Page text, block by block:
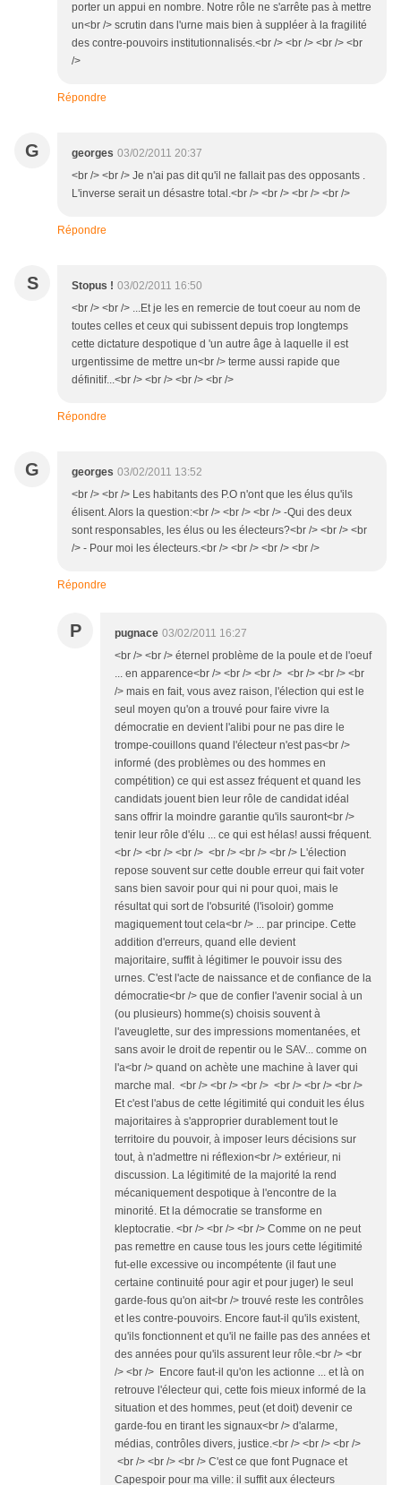
porter un appui en nombre. Notre rôle ne s'arrête pas à mettre
un<br /> scrutin dans l'urne mais bien à suppléer à la fragilité
des contre-pouvoirs institutionnalisés.<br /> <br /> <br /> <br
/>
Répondre
G georges 03/02/2011 20:37
<br /> <br /> Je n'ai pas dit qu'il ne fallait pas des opposants .
L'inverse serait un désastre total.<br /> <br /> <br /> <br />
Répondre
S Stopus ! 03/02/2011 16:50
<br /> <br /> ...Et je les en remercie de tout coeur au nom de
toutes celles et ceux qui subissent depuis trop longtemps
cette dictature despotique d 'un autre âge à laquelle il est
urgentissime de mettre un<br /> terme aussi rapide que
définitif...<br /> <br /> <br /> <br />
Répondre
G georges 03/02/2011 13:52
<br /> <br /> Les habitants des P.O n'ont que les élus qu'ils
élisent. Alors la question:<br /> <br /> <br /> -Qui des deux
sont responsables, les élus ou les électeurs?<br /> <br /> <br
/> - Pour moi les électeurs.<br /> <br /> <br /> <br />
Répondre
P pugnace 03/02/2011 16:27
<br /> <br /> éternel problème de la poule et de l'oeuf
... en apparence<br /> <br /> <br /> <br /> <br /> <br
/> mais en fait, vous avez raison, l'élection qui est le
seul moyen qu'on a trouvé pour faire vivre la
démocratie en devient l'alibi pour ne pas dire le
trompe-couillons quand l'électeur n'est pas<br />
informé (des problèmes ou des hommes en
compétition) ce qui est assez fréquent et quand les
candidats jouent bien leur rôle de candidat idéal
sans offrir la moindre garantie qu'ils sauront<br />
tenir leur rôle d'élu ... ce qui est hélas! aussi fréquent.
<br /> <br /> <br /> <br /> <br /> <br /> L'élection
repose souvent sur cette double erreur qui fait voter
sans bien savoir pour qui ni pour quoi, mais le
résultat qui sort de l'obsurité (l'isoloir) gomme
magiquement tout cela<br /> ... par principe. Cette
addition d'erreurs, quand elle devient
majoritaire, suffit à légitimer le pouvoir issu des
urnes. C'est l'acte de naissance et de confiance de la
démocratie<br /> que de confier l'avenir social à un
(ou plusieurs) homme(s) choisis souvent à
l'aveuglette, sur des impressions momentanées, et
sans avoir le droit de repentir ou le SAV... comme on
l'a<br /> quand on achète une machine à laver qui
marche mal. <br /> <br /> <br /> <br /> <br /> <br />
Et c'est l'abus de cette légitimité qui conduit les élus
majoritaires à s'approprier durablement tout le
territoire du pouvoir, à imposer leurs décisions sur
tout, à n'admettre ni réflexion<br /> extérieur, ni
discussion. La légitimité de la majorité la rend
mécaniquement despotique à l'encontre de la
minorité. Et la démocratie se transforme en
kleptocratie. <br /> <br /> <br /> Comme on ne peut
pas remettre en cause tous les jours cette légitimité
fut-elle excessive ou incompétente (il faut une
certaine continuité pour agir et pour juger) le seul
garde-fous qu'on ait<br /> trouvé reste les contrôles
et les contre-pouvoirs. Encore faut-il qu'ils existent,
qu'ils fonctionnent et qu'il ne faille pas des années et
des années pour qu'ils assurent leur rôle.<br /> <br
/> <br /> Encore faut-il qu'on les actionne ... et là on
retrouve l'électeur qui, cette fois mieux informé de la
situation et des hommes, peut (et doit) devenir ce
garde-fou en tirant les signaux<br /> d'alarme,
médias, contrôles divers, justice.<br /> <br /> <br />
<br /> <br /> <br /> C'est ce que font Pugnace et
Capespoir pour ma ville: il suffit aux électeurs